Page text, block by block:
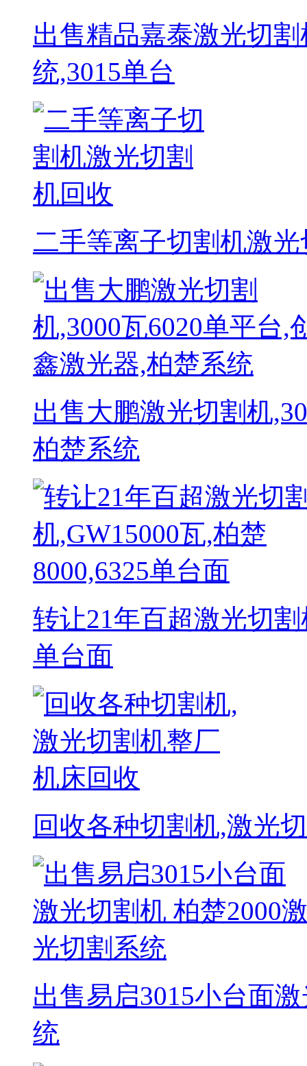
出售精品嘉泰激光切
统,3015单台
二手等离子切割机激
出售大鹏激光切割机
柏楚系统
转让21年百超激光切割
单台面
回收各种切割机,激光
出售易启3015小台面
统